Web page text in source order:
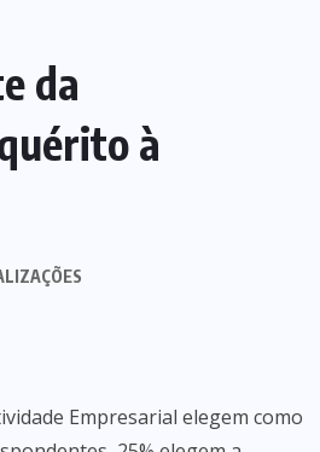
da
à
Empresarial elegem como